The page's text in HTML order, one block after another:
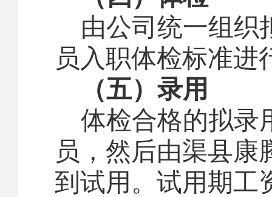
由公司统一组织
员入职体检标准进
（五）录用
体检合格的拟录
员，然后由渠县康
到试用。试用期工